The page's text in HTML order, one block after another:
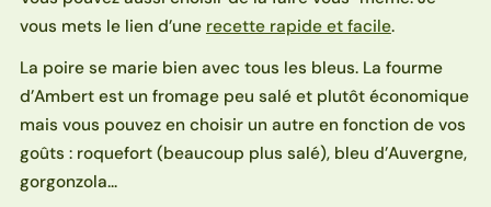
vous mets le lien d’une recette rapide et facile.
La poire se marie bien avec tous les bleus. La fourme
d’Ambert est un fromage peu salé et plutôt économique
mais vous pouvez en choisir un autre en fonction de vos
goûts : roquefort (beaucoup plus salé), bleu d’Auvergne,
gorgonzola…